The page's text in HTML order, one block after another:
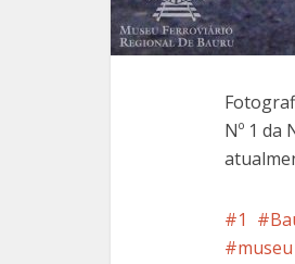
Nº 1 da
1
museu